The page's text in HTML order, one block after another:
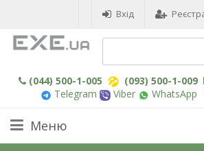
Вхід
(044) 500-1-005 (093) 500-1-009
Telegram
Viber WhatsApp
Меню